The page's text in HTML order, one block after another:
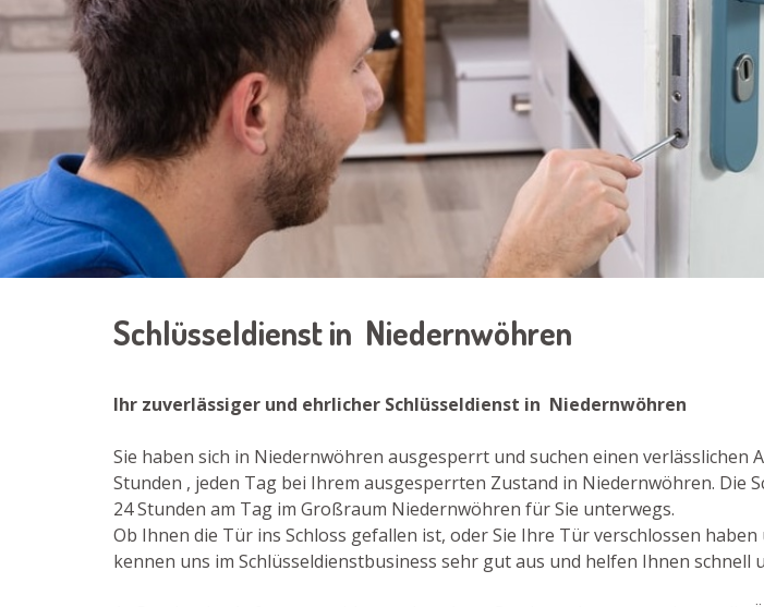
Schlüsseldienst in Niedernwöhren
Ihr zuverlässiger und ehrlicher Schlüsseldienst in Niedernwöhren
Sie haben sich in Niedernwöhren ausgesperrt und suchen einen
Stunden , jeden Tag bei Ihrem ausgesperrten Zustand in Niedernwöhren.
24 Stunden am Tag im Großraum Niedernwöhren für Sie unterwegs.
Ob Ihnen die Tür ins Schloss gefallen ist, oder Sie Ihre Tür verschlossen
kennen uns im Schlüsseldienstbusiness sehr gut aus und helfen Ihnen